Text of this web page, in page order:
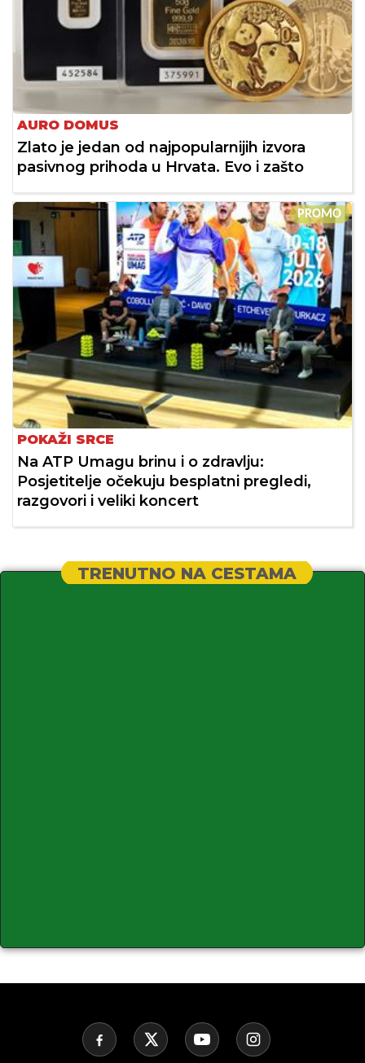
AURO DOMUS
Zlato je jedan od najpopularnijih izvora
pasivnog prihoda u Hrvata. Evo i zašto
PROMO
POKAŽI SRCE
Na ATP Umagu brinu i o zdravlju:
Posjetitelje očekuju besplatni pregledi,
razgovori i veliki koncert
TRENUTNO NA CESTAMA